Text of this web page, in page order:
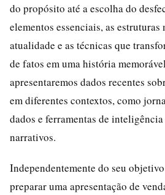
do propósito até a escolha do
elementos essenciais, as
atualidade e as técnicas que
de fatos em uma história
apresentaremos dados recentes
em diferentes contextos, como
dados e ferramentas de
narrativos.
Independentemente do seu
preparar uma apresentação de